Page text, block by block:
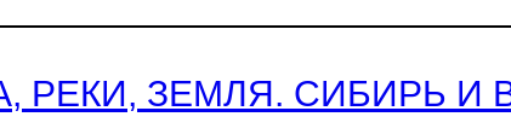
РЕКИ, ЗЕМЛЯ. СИБИРЬ И